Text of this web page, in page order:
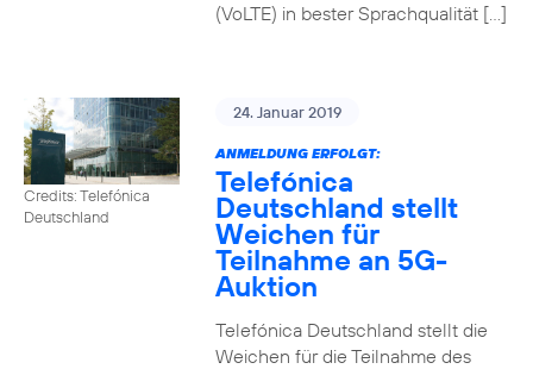
(VoLTE) in bester Sprachqualität […]
Credits: Telefónica
Deutschland
24. Januar 2019
ANMELDUNG ERFOLGT:
Telefónica
Deutschland stellt
Weichen für
Teilnahme an 5G-
Auktion
Telefónica Deutschland stellt die
Weichen für die Teilnahme des